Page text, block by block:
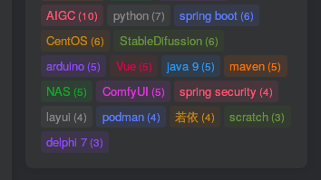
AIGC(10) python(7) spring boot(6)
CentOS (6) StableDifussion(6)
arduino(5) Vue(5) java 9(5) maven(5)
NAS (5) ComfyUI (5) spring security (4)
layui (4) podman(4) 若依 (4) scratch (3)
delphi 7(3)